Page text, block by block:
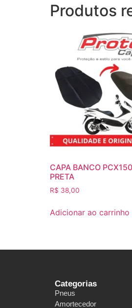
Produtos
CAPA BANCO
PRETA
R$ 38,00
Adicionar ao carrinho
Categorias
Pneus
Amortecedor